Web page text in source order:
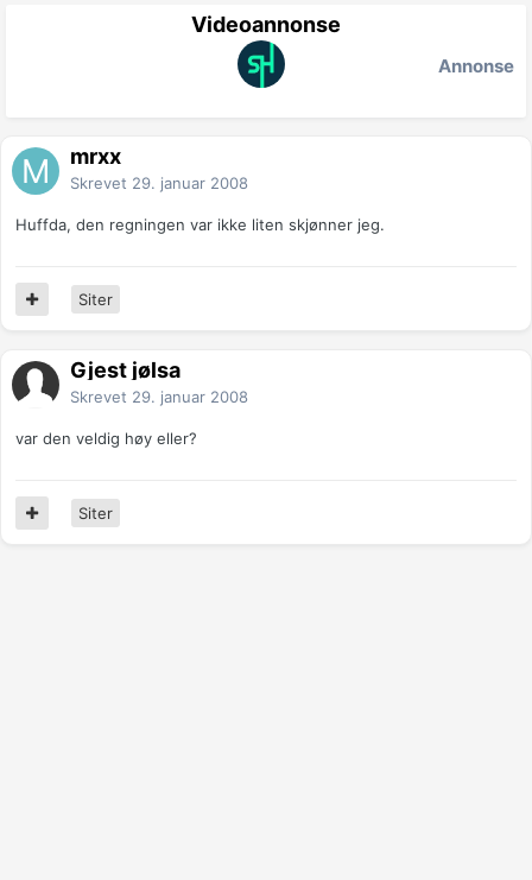
Videoannonse
Annonse
mrxx
Skrevet 29. januar 2008
Huffda, den regningen var ikke liten skjønner jeg.
Siter
Gjest jølsa
Skrevet 29. januar 2008
var den veldig høy eller?
Siter